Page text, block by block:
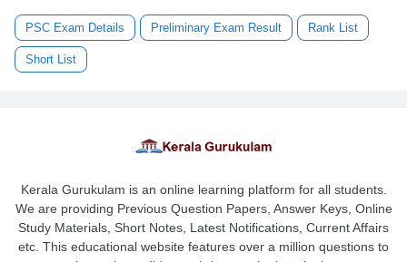
PSC Exam Details Preliminary Exam Result Rank List
Short List
Kerala Gurukulam is an online learning platform for all students.
We are providing Previous Question Papers, Answer Keys, Online
Study Materials, Short Notes, Latest Notifications, Current Affairs
etc. This educational website features over a million questions to